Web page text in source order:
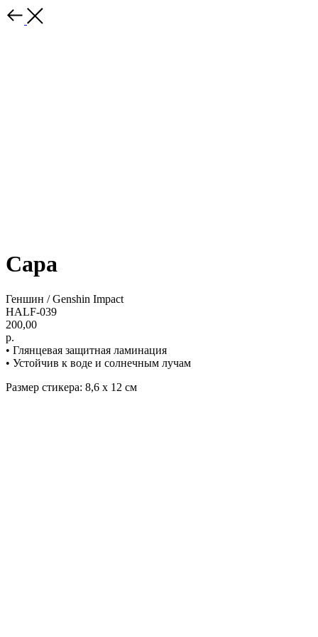
Сара
Геншин / Genshin Impact
HALF-039
200,00
р.
• Глянцевая защитная ламинация
• Устойчив к воде и солнечным лучам
Размер стикера: 8,6 х 12 см